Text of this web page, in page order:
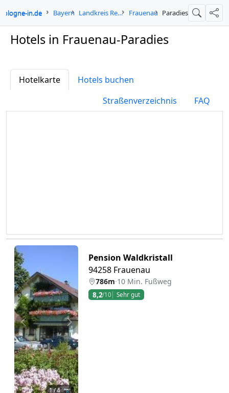
cologne-in.de Bayern Landkreis Regen Frauenau Paradies Suche
Hotels in Frauenau-Paradies
Hotelkarte
Hotels buchen
Straßenverzeichnis
FAQ
Zurück Weiter
1/ 4 📷
Pension Waldkristall
94258 Frauenau
786m·10 Min. Fußweg
8,2/10 Sehr gut